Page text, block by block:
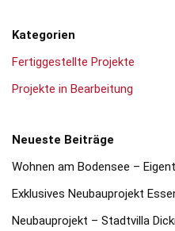
Kategorien
Fertiggestellte Projekte
Projekte in Bearbeitung
Neueste Beiträge
Wohnen am Bodensee –
Exklusives Neubauprojekt
Neubauprojekt – Stadtvilla